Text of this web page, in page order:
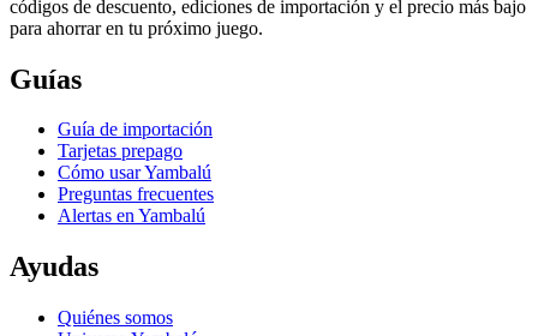
códigos de descuento, ediciones de importación y el precio más bajo
para ahorrar en tu próximo juego.
Guías
Guía de importación
Tarjetas prepago
Cómo usar Yambalú
Preguntas frecuentes
Alertas en Yambalú
Ayudas
Quiénes somos